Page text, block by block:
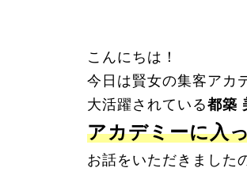
こんにちは！
今日は賢女の集客アカ
大活躍されている都築
アカデミーに入
お話をいただきました